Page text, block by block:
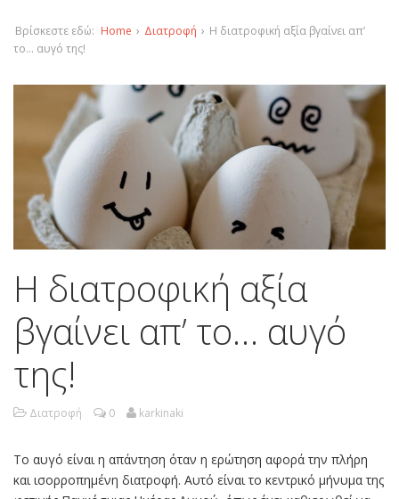
Βρίσκεστε εδώ: Home › Διατροφή › Η διατροφική αξία βγαίνει απ’
το… αυγό της!
Η διατροφική αξία
βγαίνει απ’ το… αυγό
της!
Διατροφή 0 karkinaki
Το αυγό είναι η απάντηση όταν η ερώτηση αφορά την πλήρη
και ισορροπημένη διατροφή. Αυτό είναι το κεντρικό μήνυμα της